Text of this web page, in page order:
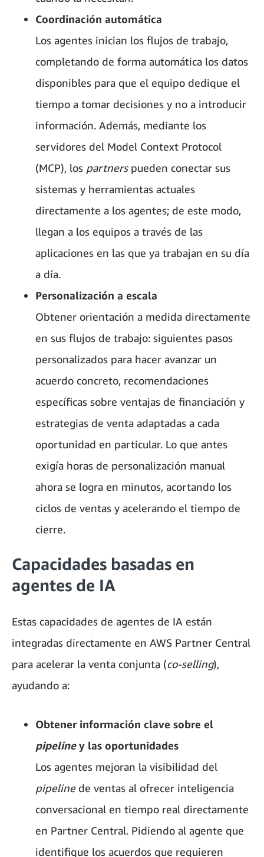
Coordinación automática
Los agentes inician los flujos de trabajo,
completando de forma automática los datos
disponibles para que el equipo dedique el
tiempo a tomar decisiones y no a introducir
información. Además, mediante los
servidores del Model Context Protocol
(MCP), los partnerspueden conectar sus
sistemas y herramientas actuales
directamente a los agentes; de este modo,
llegan a los equipos a través de las
aplicaciones en las que ya trabajan en su día
a día.
Personalización a escala
Obtener orientación a medida directamente
en sus flujos de trabajo: siguientes pasos
personalizados para hacer avanzar un
acuerdo concreto, recomendaciones
específicas sobre ventajas de financiación y
estrategias de venta adaptadas a cada
oportunidad en particular. Lo que antes
exigía horas de personalización manual
ahora se logra en minutos, acortando los
ciclos de ventas y acelerando el tiempo de
cierre.
Capacidades basadas en
agentes de IA
Estas capacidades de agentes de IA están
integradas directamente en AWS Partner Central
para acelerar la venta conjunta (co-selling),
ayudando a:
Obtener información clave sobre el
pipeliney las oportunidades
Los agentes mejoran la visibilidad del
pipelinede ventas al ofrecer inteligencia
conversacional en tiempo real directamente
en Partner Central. Pidiendo al agente que
identifique los acuerdos que requieren